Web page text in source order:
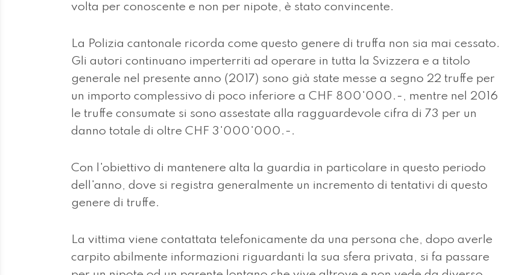
volta per conoscente e non per nipote, è stato convincente.
La Polizia cantonale ricorda come questo genere di truffa non sia mai cessato.
Gli autori continuano imperterriti ad operare in tutta la Svizzera e a titolo
generale nel presente anno (2017) sono già state messe a segno 22 truffe per
un importo complessivo di poco inferiore a CHF 800'000.-, mentre nel 2016
le truffe consumate si sono assestate alla ragguardevole cifra di 73 per un
danno totale di oltre CHF 3'000'000.-.
Con l'obiettivo di mantenere alta la guardia in particolare in questo periodo
dell'anno, dove si registra generalmente un incremento di tentativi di questo
genere di truffe.
La vittima viene contattata telefonicamente da una persona che, dopo averle
carpito abilmente informazioni riguardanti la sua sfera privata, si fa passare